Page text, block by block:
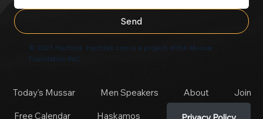
Send
© 2025 Hachzek. Hachzek.com is a project of the Mussar
Foundation INC
Today's Mussar Men Speakers About Join
Free Calendar Haskamos